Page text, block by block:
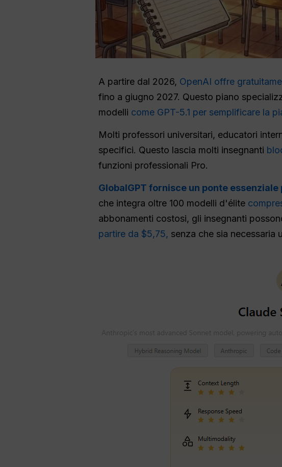
A partire dal 2026, OpenAI offre
fino a giugno 2027. Questo piano
modelli come GPT-5.1 per semplificare la
Molti professori universitari, educatori
specifici. Questo lascia molti insegnanti
funzioni professionali Pro.
GlobalGPT fornisce un ponte
che integra oltre 100 modelli d'élite
abbonamenti costosi, gli insegnanti
partire da $5,75, senza che sia necessaria